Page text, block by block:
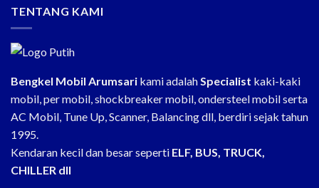
TENTANG KAMI
Bengkel Mobil Arumsari kami adalah Specialist kaki-kaki
mobil, per mobil, shockbreaker mobil, ondersteel mobil serta
AC Mobil, Tune Up, Scanner, Balancing dll, berdiri sejak tahun
1995.
Kendaran kecil dan besar seperti ELF, BUS, TRUCK,
CHILLER dll